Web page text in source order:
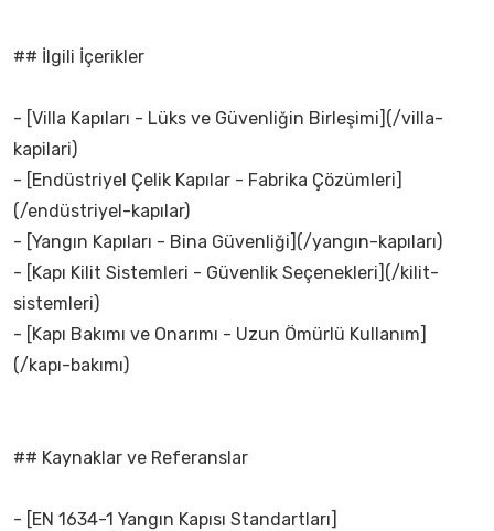
## İlgili İçerikler
- [Villa Kapıları - Lüks ve Güvenliğin Birleşimi](/villa-
kapilari)
- [Endüstriyel Çelik Kapılar - Fabrika Çözümleri]
(/endüstriyel-kapılar)
- [Yangın Kapıları - Bina Güvenliği](/yangın-kapıları)
- [Kapı Kilit Sistemleri - Güvenlik Seçenekleri](/kilit-
sistemleri)
- [Kapı Bakımı ve Onarımı - Uzun Ömürlü Kullanım]
(/kapı-bakımı)
## Kaynaklar ve Referanslar
- [EN 1634-1 Yangın Kapısı Standartları]